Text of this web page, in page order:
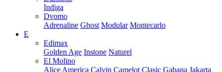
Indiga
Dvomo
Adrenaline Ghost Modular Montecarlo
E
Edimax
Golden Age Instone Naturel
El Molino
Alice America Calvin Camelot Clasic Gabana Jakarta